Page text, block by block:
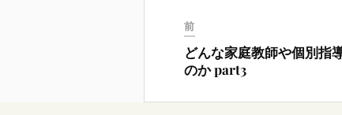
前
どんな家庭教師や個別指
のか part3